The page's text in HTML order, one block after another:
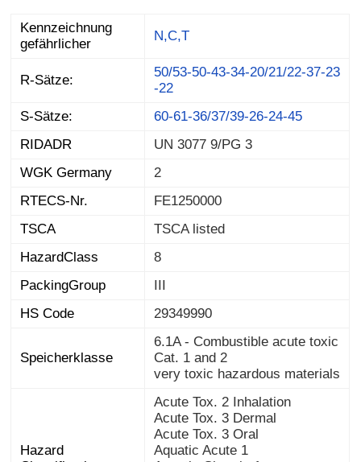
Kennzeichnung
gefährlicher
N,C,T
R-Sätze:
50/53-50-43-34-20/21/22-37-23
-22
S-Sätze:
60-61-36/37/39-26-24-45
RIDADR
UN 3077 9/PG 3
WGK Germany
2
RTECS-Nr.
FE1250000
TSCA
TSCA listed
HazardClass
8
PackingGroup
HS Code
29349990
Speicherklasse
6.1A - Combustible acute toxic
Cat. 1 and 2
very toxic hazardous materials
Hazard
Acute Tox. 2 Inhalation
Acute Tox. 3 Dermal
Acute Tox. 3 Oral
Aquatic Acute 1